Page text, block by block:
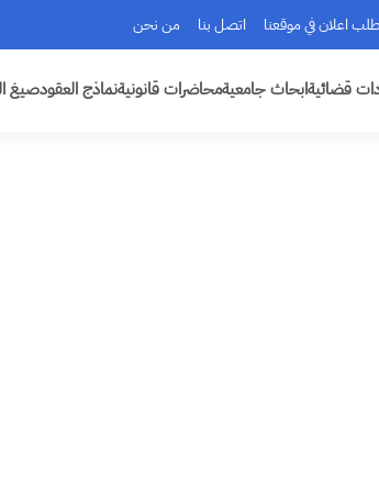
طلب اعلان في موقعنا اتصل بنا من نحن
قضائيةابحاث جامعيةمحاضرات قانونيةنماذج العقودصيغ